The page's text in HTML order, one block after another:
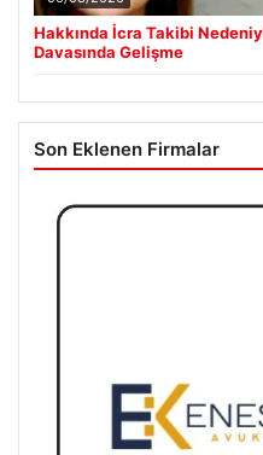
Hakkında İcra Takibi
Davasında Gelişme
Son Eklenen Firmalar